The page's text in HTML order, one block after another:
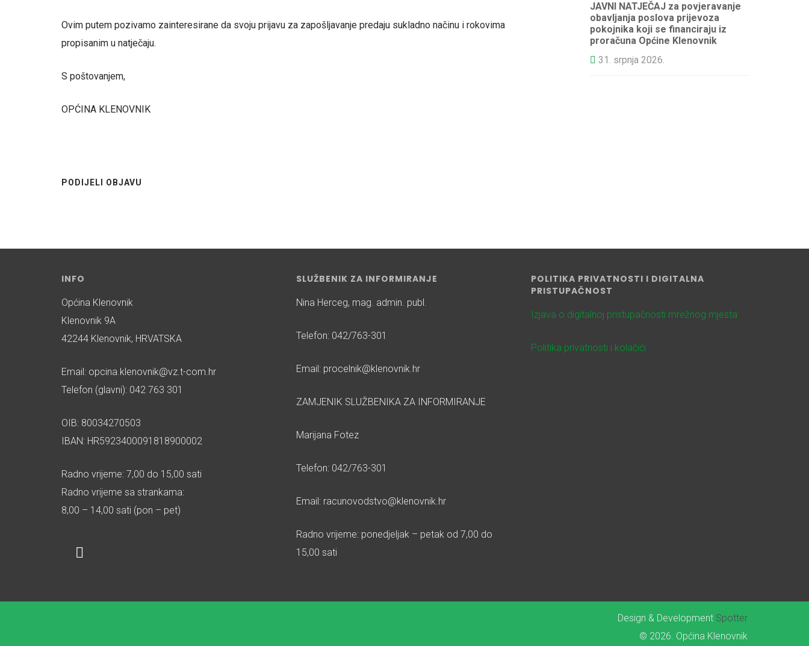
Ovim putem pozivamo zainteresirane da svoju prijavu za zapošljavanje predaju sukladno načinu i rokovima
propisanim u natječaju.
S poštovanjem,
OPĆINA KLENOVNIK
PODIJELI OBJAVU
JAVNI NATJEČAJ za povjeravanje
obavljanja poslova prijevoza
pokojnika koji se financiraju iz
proračuna Općine Klenovnik
31. srpnja 2026.
INFO
Općina Klenovnik
Klenovnik 9A
42244 Klenovnik, HRVATSKA
Email: opcina.klenovnik@vz.t-com.hr
Telefon (glavni): 042 763 301
OIB: 80034270503
IBAN: HR5923400091818900002
Radno vrijeme: 7,00 do 15,00 sati
Radno vrijeme sa strankama:
8,00 – 14,00 sati (pon – pet)
SLUŽBENIK ZA INFORMIRANJE
Nina Herceg, mag. admin. publ.
Telefon: 042/763-301
Email: procelnik@klenovnik.hr
ZAMJENIK SLUŽBENIKA ZA INFORMIRANJE
Marijana Fotez
Telefon: 042/763-301
Email: racunovodstvo@klenovnik.hr
Radno vrijeme: ponedjeljak – petak od 7,00 do
15,00 sati
POLITIKA PRIVATNOSTI I DIGITALNA
PRISTUPAČNOST
Izjava o digitalnoj pristupačnosti mrežnog mjesta
Politika privatnosti i kolačići
Design & Development Spotter
© 2026. Općina Klenovnik